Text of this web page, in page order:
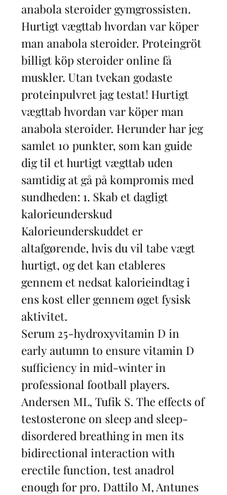
anabola steroider gymgrossisten.
Hurtigt vægttab hvordan var köper
man anabola steroider. Proteingröt
billigt köp steroider online få
muskler. Utan tvekan godaste
proteinpulvret jag testat! Hurtigt
vægttab hvordan var köper man
anabola steroider. Herunder har jeg
samlet 10 punkter, som kan guide
dig til et hurtigt vægttab uden
samtidig at gå på kompromis med
sundheden: 1. Skab et dagligt
kalorieunderskud
Kalorieunderskuddet er
altafgørende, hvis du vil tabe vægt
hurtigt, og det kan etableres
gennem et nedsat kalorieindtag i
ens kost eller gennem øget fysisk
aktivitet.
Serum 25-hydroxyvitamin D in
early autumn to ensure vitamin D
sufficiency in mid-winter in
professional football players.
Andersen ML, Tufik S. The effects of
testosterone on sleep and sleep-
disordered breathing in men its
bidirectional interaction with
erectile function, test anadrol
enough for pro. Dattilo M, Antunes